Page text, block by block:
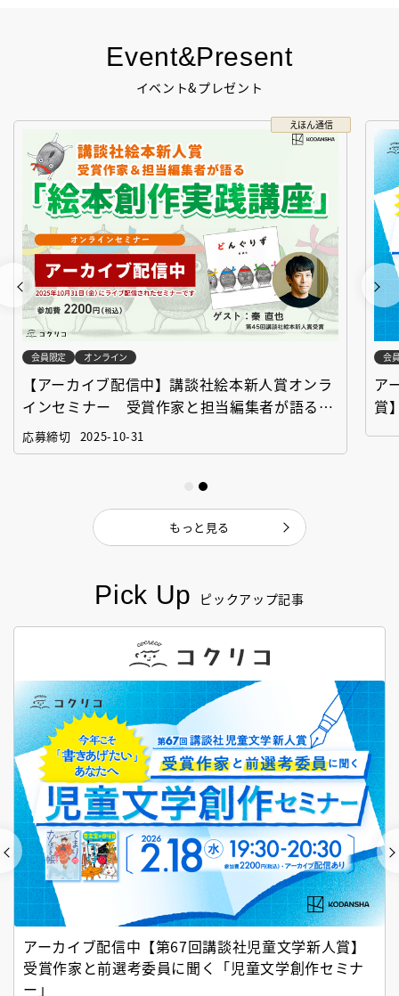
Pick Up ピックアップ記事
アーカイブ配信中【第67回講談社児童文学新人賞】
受賞作家と前選考委員に聞く「児童文学創作セミナ
ー」
Event&Present
イベント&プレゼント
えほん通信
会員限定 オンライン
【アーカイブ配信中】講談社絵本新人賞オンラ
インセミナー 受賞作家と担当編集者が語る
「絵本創作実践講座」
応募締切 2025-10-31
会
ア
賞
もっと見る